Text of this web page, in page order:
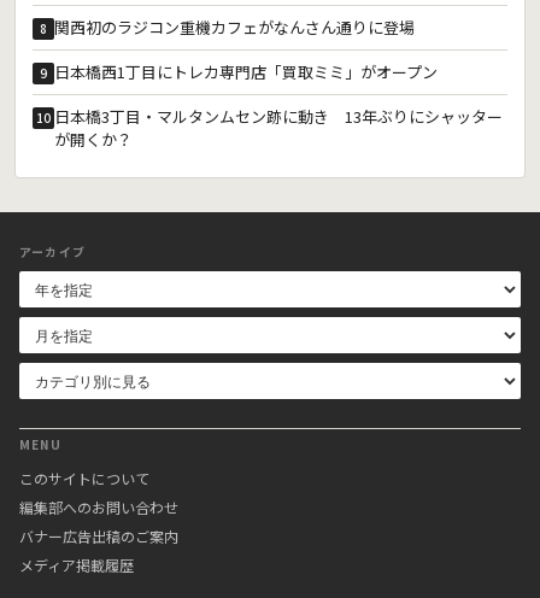
8 関西初のラジコン重機カフェがなんさん通りに登場
9 日本橋西1丁目にトレカ専門店「買取ミミ」がオープン
10 日本橋3丁目・マルタンムセン跡に動き 13年ぶりにシャッター
が開くか？
アーカイブ
MENU
このサイトについて
編集部へのお問い合わせ
バナー広告出稿のご案内
メディア掲載履歴